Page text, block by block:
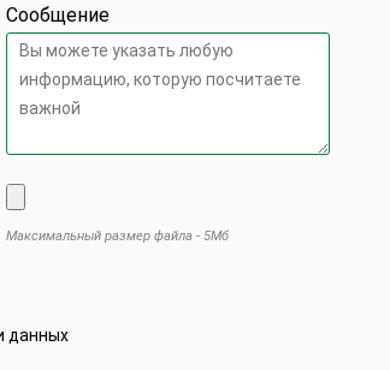
Сообщение
Максимальный размер файла - 5Мб
данных